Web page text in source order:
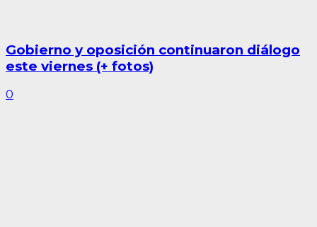
Gobierno y oposición continuaron diálogo
este viernes (+ fotos)
0